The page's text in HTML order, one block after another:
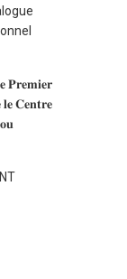
𝐏𝐫𝐞𝐦𝐢𝐞𝐫
𝐥𝐞 𝐂𝐞𝐧𝐭𝐫𝐞